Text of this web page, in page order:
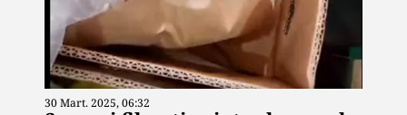
30 Mart. 2025, 06:32